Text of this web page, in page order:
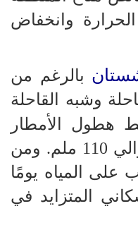
وانخفاض
بالرغم من
وشبه القاحلة
هطول الأمطار
السنوي فيها يبلغ إلى حوالي 110 ملم. ومن
على المياه يومًا
المتزايد في